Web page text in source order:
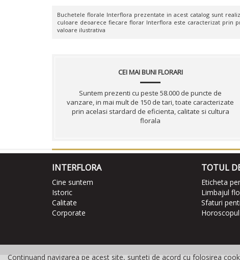
Buchetele florale Interflora prezentate in acest catalog sunt
culoare deoarece fiecare florar Interflora este caracterizat prin
valoare ilustrativa
CEI MAI BUNI FLORARI
Suntem prezenti cu peste 58.000 de puncte de
vanzare, in mai mult de 150 de tari, toate caracterizate
prin acelasi stardard de eficienta, calitate si cultura
florala
Continuand navigarea pe acest site, sunteti de acord cu folosirea
INTERFLORA
Cine suntem
Istoric
Calitate
Corporate
TOTUL
Eticheta
Limbajul
Sfaturi